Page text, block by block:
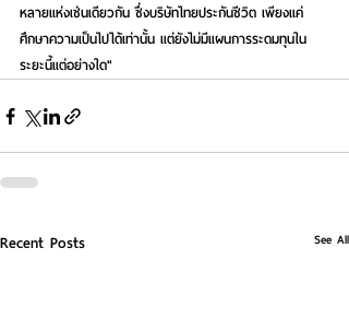
หลายแห่งเช่นเดียวกัน ซึ่งบริษัทไทยประกันชีวิต เพียงแค่
ศึกษาความเป็นไปได้เท่านั้น แต่ยังไม่มีแผนการระดมทุนใน
ระยะนี้แต่อย่างใด"
Recent Posts See All